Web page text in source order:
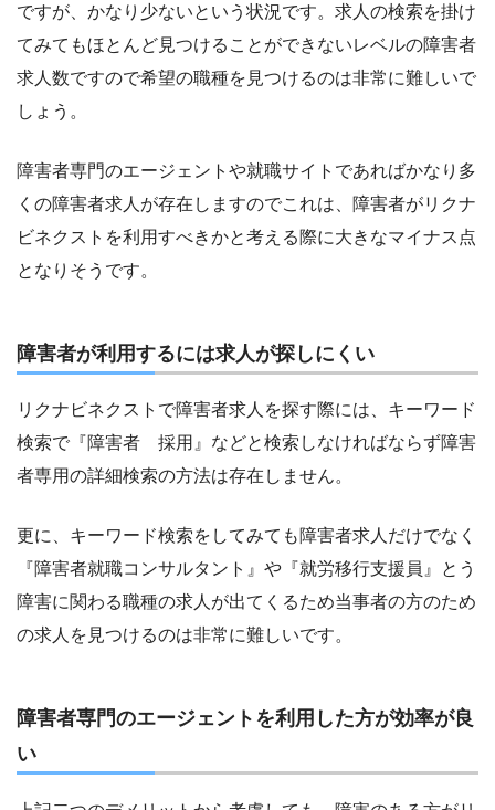
ですが、かなり少ないという状況です。求人の検索を掛け
てみてもほとんど見つけることができないレベルの障害者
求人数ですので希望の職種を見つけるのは非常に難しいで
しょう。
障害者専門のエージェントや就職サイトであればかなり多
くの障害者求人が存在しますのでこれは、障害者がリクナ
ビネクストを利用すべきかと考える際に大きなマイナス点
となりそうです。
障害者が利用するには求人が探しにくい
リクナビネクストで障害者求人を探す際には、キーワード
検索で『障害者 採用』などと検索しなければならず障害
者専用の詳細検索の方法は存在しません。
更に、キーワード検索をしてみても障害者求人だけでなく
『障害者就職コンサルタント』や『就労移行支援員』とう
障害に関わる職種の求人が出てくるため当事者の方のため
の求人を見つけるのは非常に難しいです。
障害者専門のエージェントを利用した方が効率が良
い